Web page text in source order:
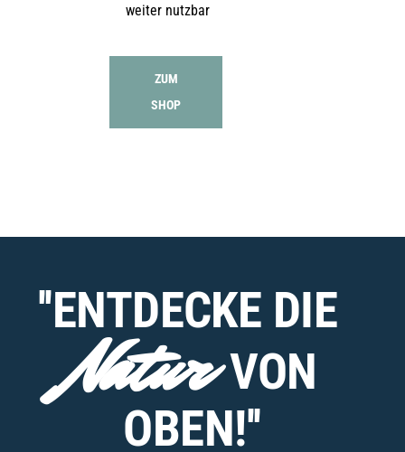
weiter nutzbar
ZUM
SHOP
''ENTDECKE DIE
NaturVON
OBEN!''